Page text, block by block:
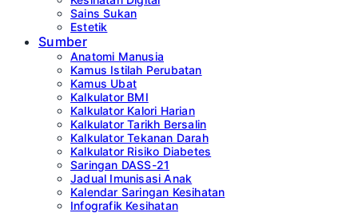
Sains Sukan
Estetik
Sumber
Anatomi Manusia
Kamus Istilah Perubatan
Kamus Ubat
Kalkulator BMI
Kalkulator Kalori Harian
Kalkulator Tarikh Bersalin
Kalkulator Tekanan Darah
Kalkulator Risiko Diabetes
Saringan DASS-21
Jadual Imunisasi Anak
Kalendar Saringan Kesihatan
Infografik Kesihatan